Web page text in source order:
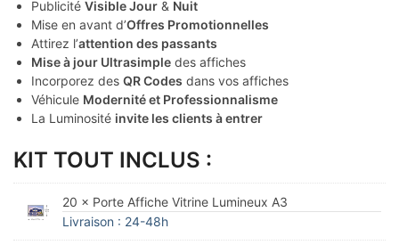
Publicité Visible Jour & Nuit
Mise en avant d’Offres Promotionnelles
Attirez l’attention des passants
Mise à jour Ultrasimple des affiches
Incorporez des QR Codes dans vos affiches
Véhicule Modernité et Professionnalisme
La Luminosité invite les clients à entrer
KIT TOUT INCLUS :
20 × Porte Affiche Vitrine Lumineux A3
Livraison : 24-48h